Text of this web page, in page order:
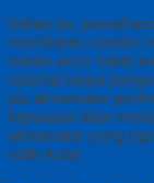
Selain itu,
membantu vendor
minim error Inilah
optimal tanpa
jas almamater
kepuasan klien
almamater yang
milik Anda